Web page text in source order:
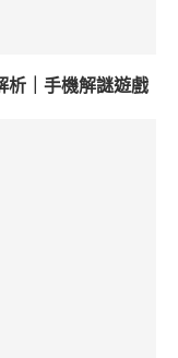
析｜手機解謎遊戲